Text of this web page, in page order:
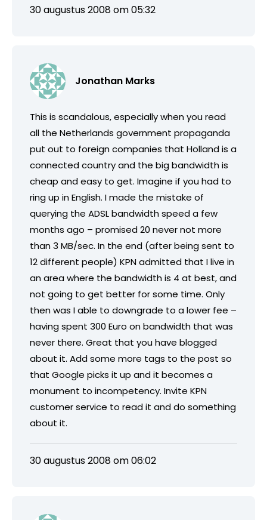
30 augustus 2008 om 05:32
Jonathan Marks
This is scandalous, especially when you read
all the Netherlands government propaganda
put out to foreign companies that Holland is a
connected country and the big bandwidth is
cheap and easy to get. Imagine if you had to
ring up in English. I made the mistake of
querying the ADSL bandwidth speed a few
months ago – promised 20 never not more
than 3 MB/sec. In the end (after being sent to
12 different people) KPN admitted that I live in
an area where the bandwidth is 4 at best, and
not going to get better for some time. Only
then was I able to downgrade to a lower fee –
having spent 300 Euro on bandwidth that was
never there. Great that you have blogged
about it. Add some more tags to the post so
that Google picks it up and it becomes a
monument to incompetency. Invite KPN
customer service to read it and do something
about it.
30 augustus 2008 om 06:02